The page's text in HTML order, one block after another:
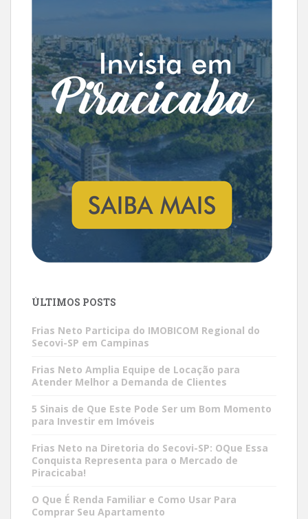
ÚLTIMOS POSTS
Frias Neto Participa do IMOBICOM Regional do
Secovi-SP em Campinas
Frias Neto Amplia Equipe de Locação para
Atender Melhor a Demanda de Clientes
5 Sinais de Que Este Pode Ser um Bom Momento
para Investir em Imóveis
Frias Neto na Diretoria do Secovi-SP: OQue Essa
Conquista Representa para o Mercado de
Piracicaba!
O Que É Renda Familiar e Como Usar Para
Comprar Seu Apartamento